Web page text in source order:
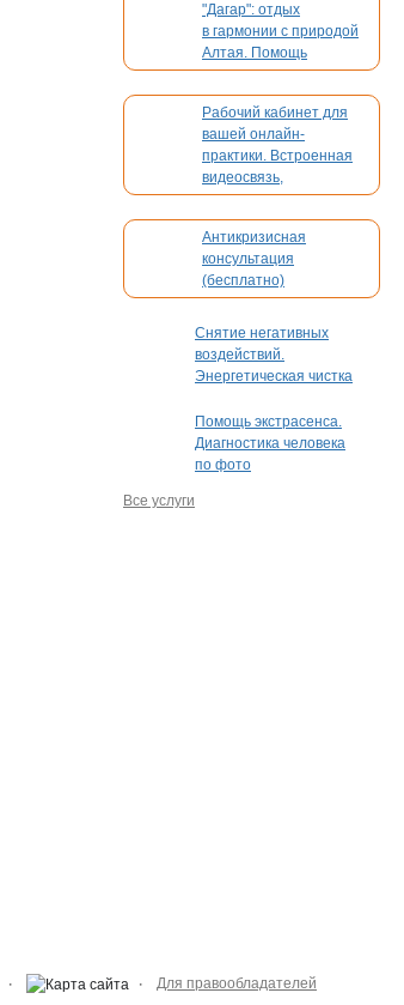
"Дагар": отдых
в гармонии с природой
Алтая. Помощь
в организации вашего
мероприятия
Рабочий кабинет для
вашей онлайн-
практики. Встроенная
видеосвязь,
бронирование,
платежи. Без
конкуренции
Антикризисная
консультация
(бесплатно)
Снятие негативных
воздействий.
Энергетическая чистка
Помощь экстрасенса.
Диагностика человека
по фото
Все услуги
Для правообладателей